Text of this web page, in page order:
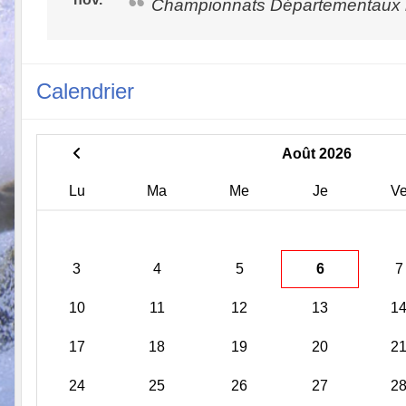
Championnats Départementaux
Calendrier
Août 2026
Lu Ma Me Je
3 4 5 6 7
10 11 12 13 14
17 18 19 20 21
24 25 26 27 28